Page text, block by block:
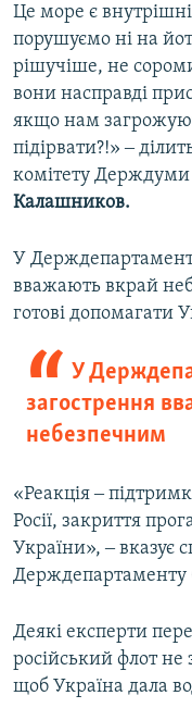
Це море є
порушуємо ні на
рішучіше, не
вони насправді
якщо нам
підірвати?!» ‒
комітету Держдуми
Калашников.
У
вважають вкрай
готові допомагати
У
загострення
небезпечним
«Реакція ‒
Росії, закриття
України», ‒ вказує
Держдепартаменту
Деякі експерти
російський флот не
щоб Україна дала